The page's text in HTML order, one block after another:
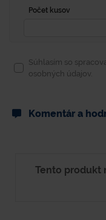
Počet kusov
Súhlasím so
osobných údajov.
Komentár a
Tento produkt